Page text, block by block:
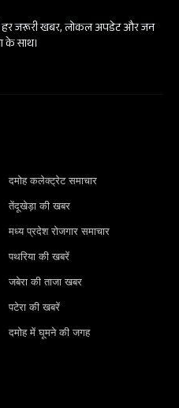
हर जरूरी खबर, लोकल अपडेट और जन
के साथ।
दमोह कलेक्ट्रेट समाचार
तेंदूखेड़ा की खबर
मध्य प्रदेश रोजगार समाचार
पथरिया की खबरें
जबेरा की ताजा खबर
पटेरा की खबरें
दमोह में घूमने की जगह